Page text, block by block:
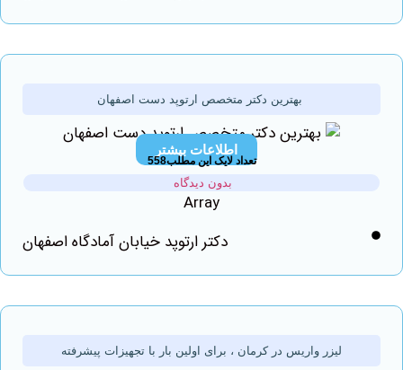
بهترين دکتر متخصص ارتوپد دست اصفهان
اطلاعات بیشتر
تعداد لایک این مطلب558
بدون دیدگاه
دکتر ارتوپد خیابان آمادگاه اصفهان
لیزر واریس در کرمان ، برای اولین بار با تجهیزات پیشرفته